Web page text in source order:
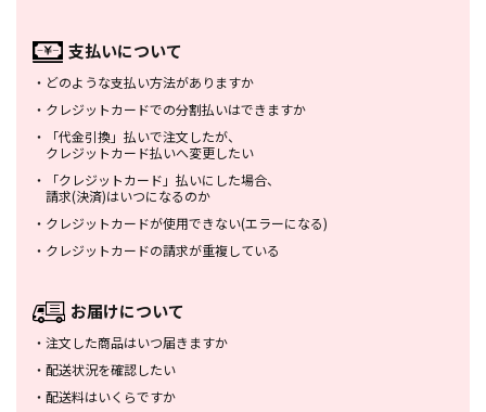
支払いについて
・ どのような支払い方法がありますか
・ クレジットカードでの分割払いはできますか
・
「代金引換」払いで注文したが、
クレジットカード払いへ変更したい
・
「クレジットカード」払いにした場合、
請求(決済)はいつになるのか
・ クレジットカードが使用できない(エラーになる)
・ クレジットカードの請求が重複している
お届けについて
・ 注文した商品はいつ届きますか
・ 配送状況を確認したい
・ 配送料はいくらですか